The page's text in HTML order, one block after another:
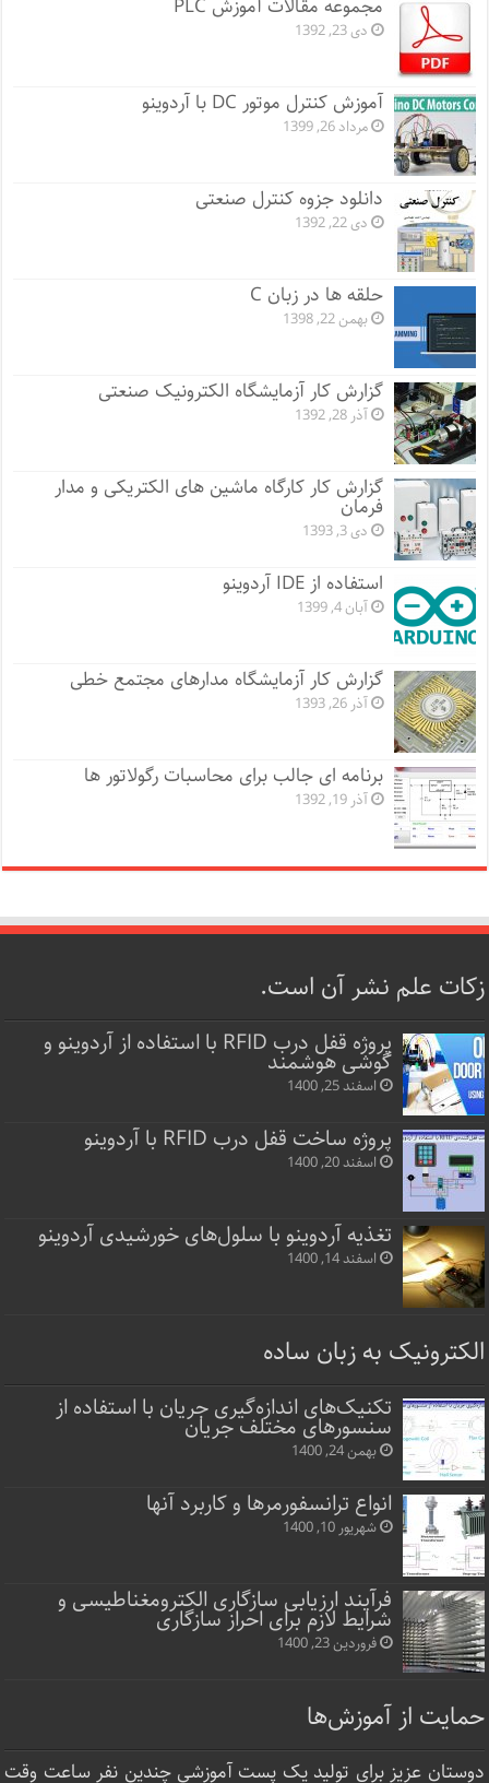
مجموعه مقالات آموزش PLC
دی 23, 1392
آموزش کنترل موتور DC با آردوینو
مرداد 26, 1399
دانلود جزوه کنترل صنعتی
دی 22, 1392
حلقه ها در زبان C
بهمن 22, 1398
گزارش کار آزمایشگاه الکترونیک صنعتی
آذر 28, 1392
گزارش کار کارگاه ماشین های الکتریکی و مدار
فرمان
دی 3, 1393
استفاده از IDE آردوینو
آبان 4, 1399
گزارش کار آزمایشگاه مدارهای مجتمع خطی
آذر 26, 1393
برنامه ای جالب برای محاسبات رگولاتور ها
آذر 19, 1392
زکات علم نشر آن است.
پروژه قفل‌ درب RFID با استفاده از آردوینو و
گوشی هوشمند
اسفند 25, 1400
پروژه ساخت قفل‌ درب RFID با آردوینو
اسفند 20, 1400
تغذیه آردوینو با سلول‌های خورشیدی آردوینو
اسفند 14, 1400
الکترونیک به زبان ساده
تکنیک‌های اندازه‌گیری جریان با استفاده از
سنسورهای مختلف جریان
بهمن 24, 1400
انواع ترانسفورمرها و کاربرد آنها
شهریور 10, 1400
فرآیند ارزیابی سازگاری الکترومغناطیسی و
شرایط لازم برای احراز سازگاری
فروردین 23, 1400
حمایت از آموزش‌ها
دوستان عزیز برای تولید یک پست آموزشی چندین نفر ساعت‌ وقت